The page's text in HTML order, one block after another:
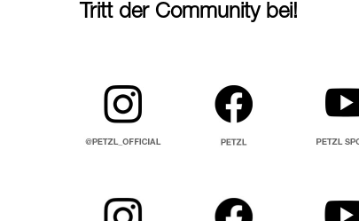
Tritt der Community bei!